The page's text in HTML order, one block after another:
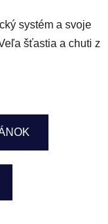
systém a svoje
šťastia a chuti z